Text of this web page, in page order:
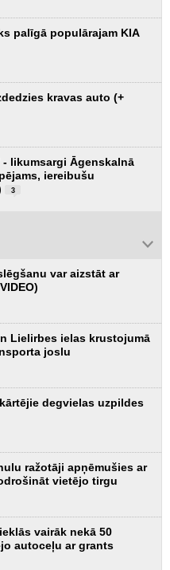
palīgā populārajam KIA
kravas auto (+
likumsargi Āgenskalnā
iereibušu
3
var aizstāt ar
Lielirbes ielas krustojumā
joslu
degvielas uzpildes
ražotāji apņēmušies ar
vietējo tirgu
vairāk nekā 50
autoceļu ar grants